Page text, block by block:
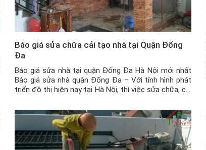
Báo giá sửa chữa cải tạo nhà tại Quận Đống
Đa
Báo giá sửa nhà tại quận Đống Đa Hà Nội mới nhất
Báo giá sửa nhà quận Đống Đa – Với tính hình phát
triển đô thị hiện nay tại Hà Nội, thì việc sửa chữa, cải
điều phổ biến. Trong mỗi […]